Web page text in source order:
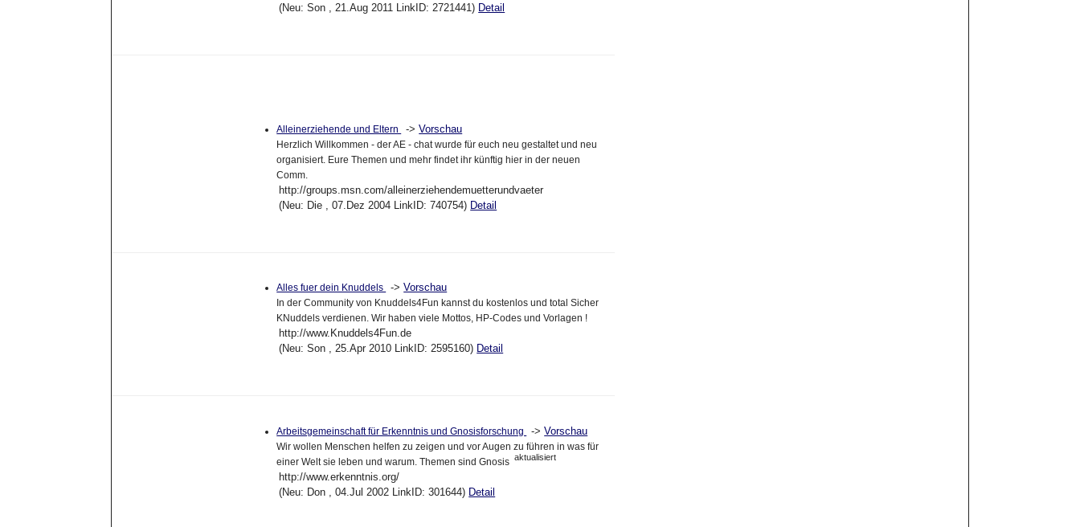
(Neu: Son , 21.Aug 2011 LinkID: 2721441) Detail
Alleinerziehende und Eltern ->Vorschau
Herzlich Willkommen - der AE - chat wurde für euch neu gestaltet und neu
organisiert. Eure Themen und mehr findet ihr künftig hier in der neuen
Comm.
http://groups.msn.com/alleinerziehendemuetterundvaeter
(Neu: Die , 07.Dez 2004 LinkID: 740754) Detail
Alles fuer dein Knuddels ->Vorschau
In der Community von Knuddels4Fun kannst du kostenlos und total Sicher
KNuddels verdienen. Wir haben viele Mottos, HP-Codes und Vorlagen !
http://www.Knuddels4Fun.de
(Neu: Son , 25.Apr 2010 LinkID: 2595160) Detail
Arbeitsgemeinschaft für Erkenntnis und Gnosisforschung ->Vorschau
Wir wollen Menschen helfen zu zeigen und vor Augen zu führen in was für
einer Welt sie leben und warum. Themen sind Gnosis aktualisiert
http://www.erkenntnis.org/
(Neu: Don , 04.Jul 2002 LinkID: 301644) Detail